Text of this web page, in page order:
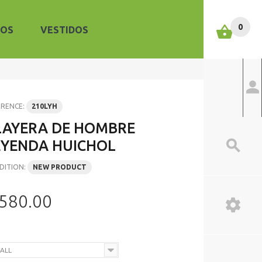
0
VESTIDOS
210LYH
DE HOMBRE
HUICHOL
NEW PRODUCT